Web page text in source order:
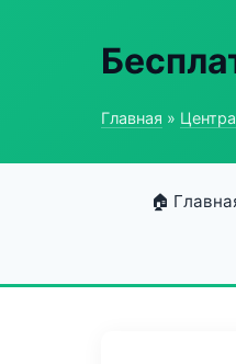
Главная »
🏠